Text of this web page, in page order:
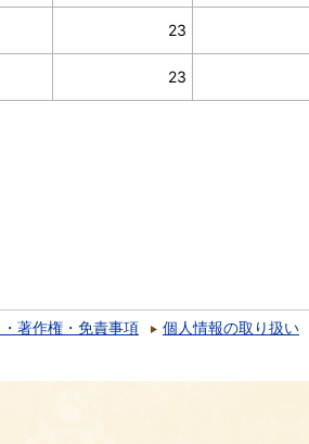
23
23
・著作権・免責事項 個人情報の取り扱い